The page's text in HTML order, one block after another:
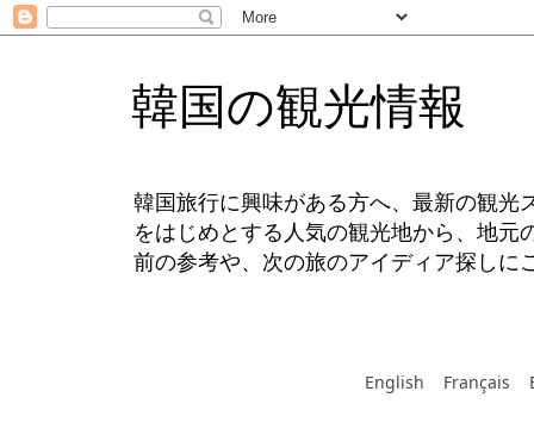
韓国の観光情報
韓国旅行に興味がある方へ、最新の観光
をはじめとする人気の観光地から、地
前の参考や、次の旅のアイディア探しに
English Français